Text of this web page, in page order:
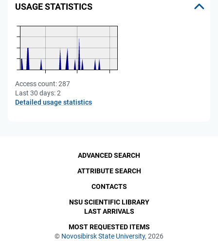
USAGE STATISTICS
Access count:287
Last 30 days:2
Detailed usage statistics
© Novosibirsk State University, 2026
ADVANCED SEARCH
ATTRIBUTE SEARCH
CONTACTS
NSU SCIENTIFIC LIBRARY
LAST ARRIVALS
MOST REQUESTED ITEMS